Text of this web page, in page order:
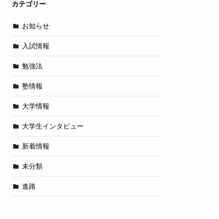
カテゴリー
お知らせ
入試情報
勉強法
塾情報
大学情報
大学生インタビュー
新着情報
未分類
進路